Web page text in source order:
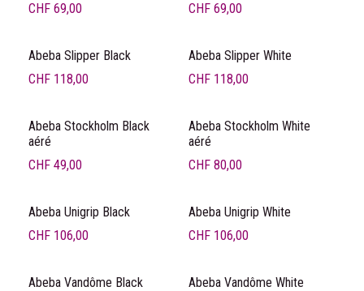
CHF 69,00
CHF 69,00
Abeba Slipper Black
CHF 118,00
Abeba Slipper White
CHF 118,00
Abeba Stockholm Black
aéré
CHF 49,00
Abeba Stockholm White
aéré
CHF 80,00
Abeba Unigrip Black
CHF 106,00
Abeba Unigrip White
CHF 106,00
Abeba Vandôme Black
Abeba Vandôme White